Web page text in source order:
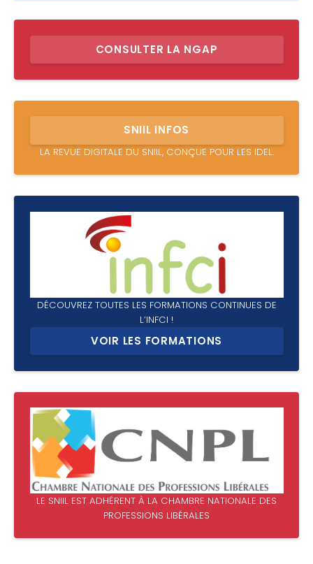
CONSULTER LA NGAP
SNIIL INFOS
LA REVUE DIGITALE DU SNIIL, CONÇUE POUR LES IDEL.
DÉCOUVREZ TOUTES LES FORMATIONS CONTINUES DE
L’INFCI !
VOIR LES FORMATIONS
LE SNIIL EST ADHÉRENT À LA CHAMBRE NATIONALE DES
PROFESSIONS LIBÉRALES